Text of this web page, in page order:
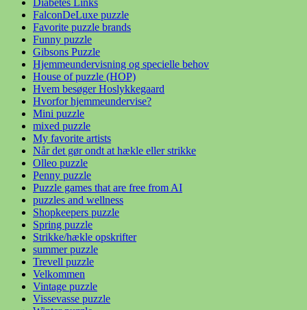
FalconDeLuxe puzzle
Favorite puzzle brands
Funny puzzle
Gibsons Puzzle
Hjemmeundervisning og specielle behov
House of puzzle (HOP)
Hvem besøger Hoslykkegaard
Hvorfor hjemmeundervise?
Mini puzzle
mixed puzzle
My favorite artists
Når det gør ondt at hækle eller strikke
Olleo puzzle
Penny puzzle
Puzzle games that are free from AI
puzzles and wellness
Shopkeepers puzzle
Spring puzzle
Strikke/hækle opskrifter
summer puzzle
Trevell puzzle
Velkommen
Vintage puzzle
Vissevasse puzzle